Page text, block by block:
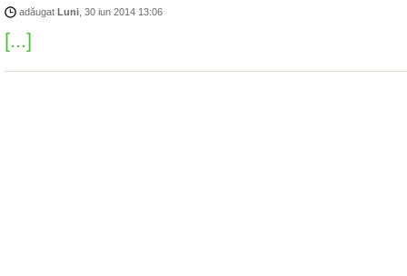
adăugat Luni , 30 iun 2014 13:06
[...]